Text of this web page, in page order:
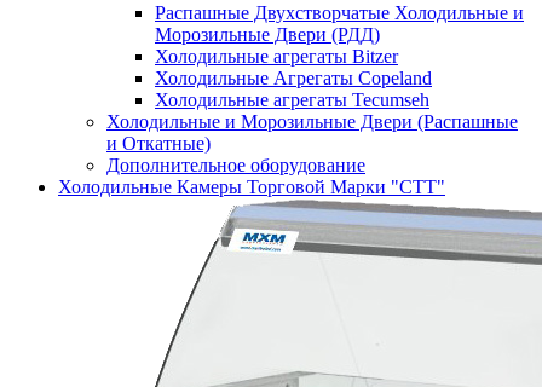
Распашные Двухстворчатые Холодильные и
Морозильные Двери (РДД)
Холодильные агрегаты Bitzer
Холодильные Агрегаты Copeland
Холодильные агрегаты Tecumseh
Холодильные и Морозильные Двери (Распашные
и Откатные)
Дополнительное оборудование
Холодильные Камеры Торговой Марки "СТТ"